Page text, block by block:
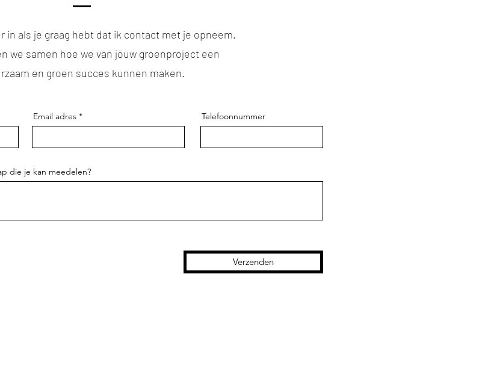
in als je graag hebt dat ik contact met je opneem.
we samen hoe we van jouw groenproject een
en groen succes kunnen maken.
Email adres Telefoonnummer
die je kan meedelen?
Verzenden